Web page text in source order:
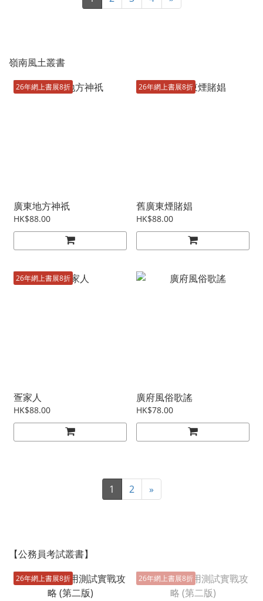
嶺南風土叢書
26年網上書展8折
廣東地方神祇
HK$88.00
26年網上書展8折
舊廣東煙賭娼
HK$88.00
26年網上書展8折
疍家人
HK$88.00
廣府風俗歌謠
HK$78.00
1 2 »
【公務員考試叢書】
26年網上書展8折 26年網上書展8折